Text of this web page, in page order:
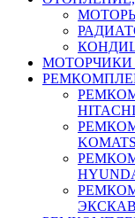
МОТОРЧИКИ
HITACHI